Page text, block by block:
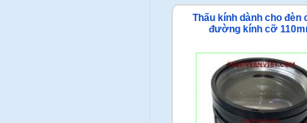
Thấu kính dành cho đèn
đường kính cỡ